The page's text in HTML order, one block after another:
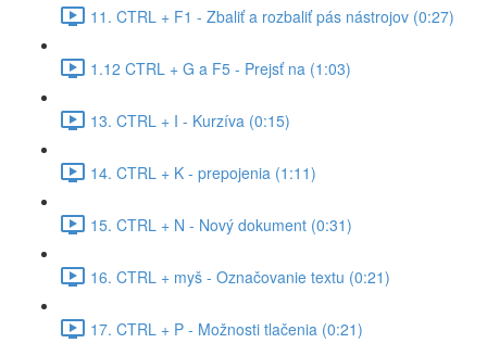
11. CTRL + F1 - Zbaliť a rozbaliť pás nástrojov (0:27)
1.12 CTRL + G a F5 - Prejsť na (1:03)
13. CTRL + I - Kurzíva (0:15)
14. CTRL + K - prepojenia (1:11)
15. CTRL + N - Nový dokument (0:31)
16. CTRL + myš - Označovanie textu (0:21)
17. CTRL + P - Možnosti tlačenia (0:21)